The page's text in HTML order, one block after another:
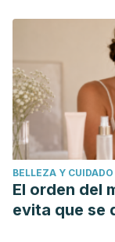
BELLEZA Y
El orden del
evita que se